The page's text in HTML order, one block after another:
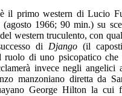
è il primo western di Lucio
(agosto 1966; 90 min.) su
western truculento, con
di Django (il
ruolo di uno psicopatico
invece negli angelici
manzoniano diretta da
George Hilton la cui